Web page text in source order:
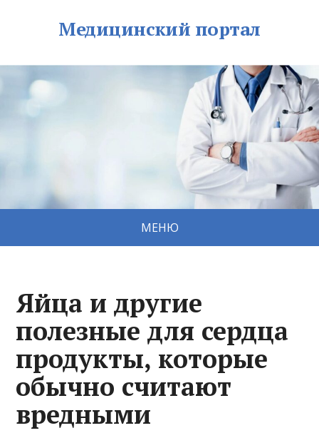
Медицинский портал
МЕНЮ
Яйца и другие
полезные для сердца
продукты, которые
обычно считают
вредными